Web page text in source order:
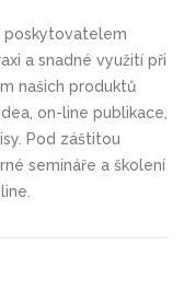
poskytovatelem
a snadné využití při
našich produktů
on-line publikace,
Pod záštitou
semináře a školení